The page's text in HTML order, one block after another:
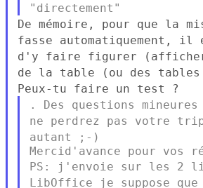
"directement"
De mémoire, pour que la
fasse automatiquement, il
d'y faire figurer
de la table (ou des tables
Peux-tu faire un test ?
. Des questions mineures
ne perdrez pas votre
autant ;-)
PS: j'envoie sur les 2
LibOffice je suppose